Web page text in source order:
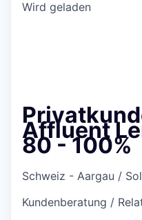
Wird geladen
Affluent
80 - 100%
Schweiz - Aargau /
Kundenberatung /